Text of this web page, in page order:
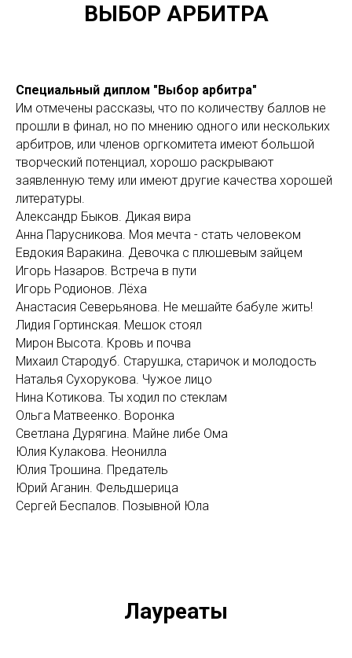
ВЫБОР АРБИТРА
Специальный диплом "Выбор арбитра"
Им отмечены рассказы, что по количеству баллов не
прошли в финал, но по мнению одного или нескольких
арбитров, или членов оргкомитета имеют большой
творческий потенциал, хорошо раскрывают
заявленную тему или имеют другие качества хорошей
литературы.
Александр Быков. Дикая вира
Анна Парусникова. Моя мечта - стать человеком
Евдокия Варакина. Девочка с плюшевым зайцем
Игорь Назаров. Встреча в пути
Игорь Родионов. Лёха
Анастасия Северьянова. Не мешайте бабуле жить!
Лидия Гортинская. Мешок стоял
Мирон Высота. Кровь и почва
Михаил Стародуб. Старушка, старичок и молодость
Наталья Сухорукова. Чужое лицо
Нина Котикова. Ты ходил по стеклам
Ольга Матвеенко. Воронка
Светлана Дурягина. Майне либе Ома
Юлия Кулакова. Неонилла
Юлия Трошина. Предатель
Юрий Аганин. Фельдшерица
Сергей Беспалов. Позывной Юла
Лауреаты